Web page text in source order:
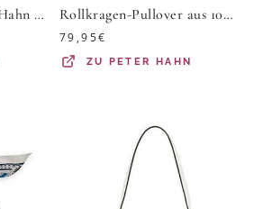
Rundhals-Shirt Peter Hahn weiss Rollkragen-Pullover aus 100% Schurwolle-Merino Peter Hahn weiss
79,95€
ZU PETER HAHN